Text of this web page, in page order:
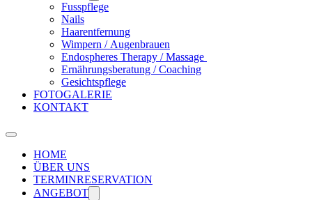
Fusspflege
Nails
Haarentfernung
Wimpern / Augenbrauen
Endospheres Therapy / Massage
Ernährungsberatung / Coaching
Gesichtspflege
FOTOGALERIE
KONTAKT
HOME
ÜBER UNS
TERMINRESERVATION
ANGEBOT